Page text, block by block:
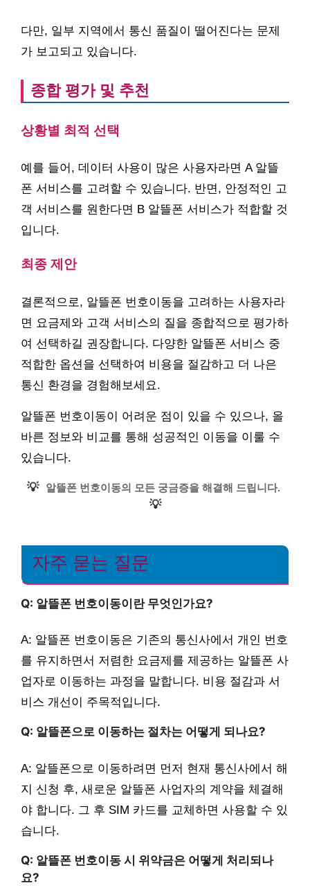
다만, 일부 지역에서 통신 품질이 떨어진다는 문제
가 보고되고 있습니다.
종합 평가 및 추천
상황별 최적 선택
예를 들어, 데이터 사용이 많은 사용자라면 A 알뜰
폰 서비스를 고려할 수 있습니다. 반면, 안정적인 고
객 서비스를 원한다면 B 알뜰폰 서비스가 적합할 것
입니다.
최종 제안
결론적으로, 알뜰폰 번호이동을 고려하는 사용자라
면 요금제와 고객 서비스의 질을 종합적으로 평가하
여 선택하길 권장합니다. 다양한 알뜰폰 서비스 중
적합한 옵션을 선택하여 비용을 절감하고 더 나은
통신 환경을 경험해보세요.
알뜰폰 번호이동이 어려운 점이 있을 수 있으나, 올
바른 정보와 비교를 통해 성공적인 이동을 이룰 수
있습니다.
💡 알뜰폰 번호이동의 모든 궁금증을 해결해 드립니다.
💡
자주 묻는 질문
Q: 알뜰폰 번호이동이란 무엇인가요?
A: 알뜰폰 번호이동은 기존의 통신사에서 개인 번호
를 유지하면서 저렴한 요금제를 제공하는 알뜰폰 사
업자로 이동하는 과정을 말합니다. 비용 절감과 서
비스 개선이 주목적입니다.
Q: 알뜰폰으로 이동하는 절차는 어떻게 되나요?
A: 알뜰폰으로 이동하려면 먼저 현재 통신사에서 해
지 신청 후, 새로운 알뜰폰 사업자의 계약을 체결해
야 합니다. 그 후 SIM 카드를 교체하면 사용할 수 있
습니다.
Q: 알뜰폰 번호이동 시 위약금은 어떻게 처리되나
요?